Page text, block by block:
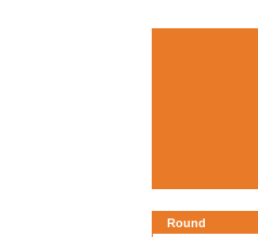
Round